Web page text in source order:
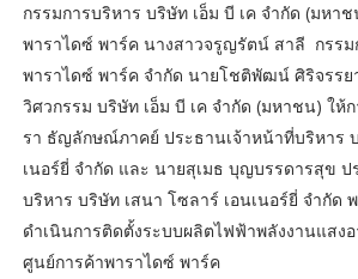
กรรมการบริหาร บริษัท เอ็ม บี เค จำกัด (มหา
พาราไดซ์ พาร์ค นางสาวจรูญรัตน์ สาลี กรรม
พาราไดซ์ พาร์ค จำกัด นายโชติพัฒน์ ศิริจรรย
วิศวกรรม บริษัท เอ็ม บี เค จำกัด (มหาชน) ให้
รา ธัญลักษณ์ภาคย์ ประธานเจ้าหน้าที่บริหาร
เนอร์ยี่ จำกัด และ นายสุเมธ บุญบรรดารสุข ป
บริหาร บริษัท เสนา โซลาร์ เอนเนอร์ยี่ จํากัด
ดำเนินการติดตั้งระบบผลิตไฟฟ้าพลังงานแสง
ศูนย์การค้าพาราไดซ์ พาร์ค